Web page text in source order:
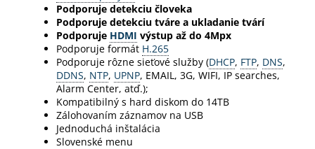
Podporuje detekciu človeka
Podporuje detekciu tváre a ukladanie tvárí
Podporuje HDMI výstup až do 4Mpx
Podporuje formát H.265
Podporuje rôzne sieťové služby (DHCP, FTP, DNS,
DDNS, NTP, UPNP, EMAIL, 3G, WIFI, IP searches,
Alarm Center, atď.);
Kompatibilný s hard diskom do 14TB
Zálohovaním záznamov na USB
Jednoduchá inštalácia
Slovenské menu